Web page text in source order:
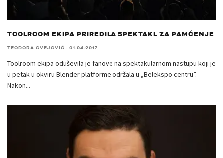
TOOLROOM EKIPA PRIREDILA SPEKTAKL ZA PAMĆENJE
TEODORA CVEJOVIĆ · 01.04.2017
Toolroom ekipa oduševila je fanove na spektakularnom nastupu koji je
u petak u okviru Blender platforme održala u „Belekspo centru”.
Nakon...